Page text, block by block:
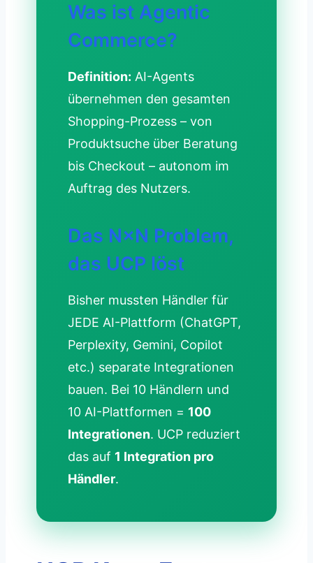
Was ist Agentic
Commerce?
Definition: AI-Agents
übernehmen den gesamten
Shopping-Prozess – von
Produktsuche über Beratung
bis Checkout – autonom im
Auftrag des Nutzers.
Das N×N Problem,
das UCP löst
Bisher mussten Händler für
JEDE AI-Plattform (ChatGPT,
Perplexity, Gemini, Copilot
etc.) separate Integrationen
bauen. Bei 10 Händlern und
10 AI-Plattformen = 100
Integrationen. UCP reduziert
das auf 1 Integration pro
Händler.